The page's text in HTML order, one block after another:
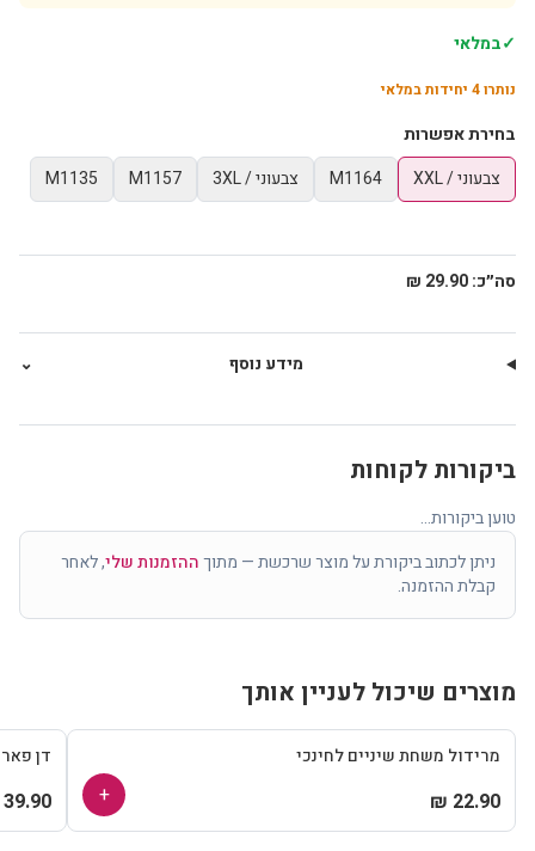
✓במלאי
נותרו4 יחידות במלאי
בחירת אפשרות
צבעוני / XXL
M1164 צבעוני / 3XL M1157
M1135
סה״כ:29.90 ₪
מידע נוסף ⌄
ביקורות לקוחות
טוען ביקורות...
ניתן לכתוב ביקורת על מוצר שרכשת — מתוךההזמנות שלי, לאחר
קבלת ההזמנה.
מוצרים שיכול לעניין אותך
מרידול משחת שיניים לחינכי
22.90 ₪
+
דן
39.90 ₪